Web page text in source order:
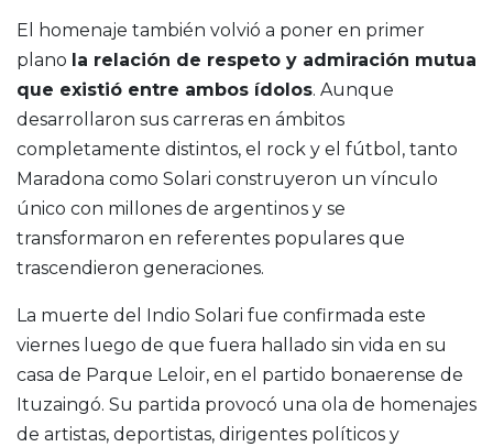
El homenaje también volvió a poner en primer
plano la relación de respeto y admiración mutua
que existió entre ambos ídolos. Aunque
desarrollaron sus carreras en ámbitos
completamente distintos, el rock y el fútbol, tanto
Maradona como Solari construyeron un vínculo
único con millones de argentinos y se
transformaron en referentes populares que
trascendieron generaciones.
La muerte del Indio Solari fue confirmada este
viernes luego de que fuera hallado sin vida en su
casa de Parque Leloir, en el partido bonaerense de
Ituzaingó. Su partida provocó una ola de homenajes
de artistas, deportistas, dirigentes políticos y